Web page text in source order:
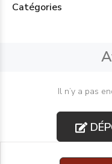
Catégories
Il n’y a pas